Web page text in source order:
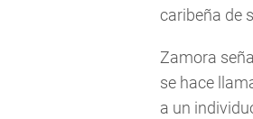
caribeña de
Zamora
se hace
a un